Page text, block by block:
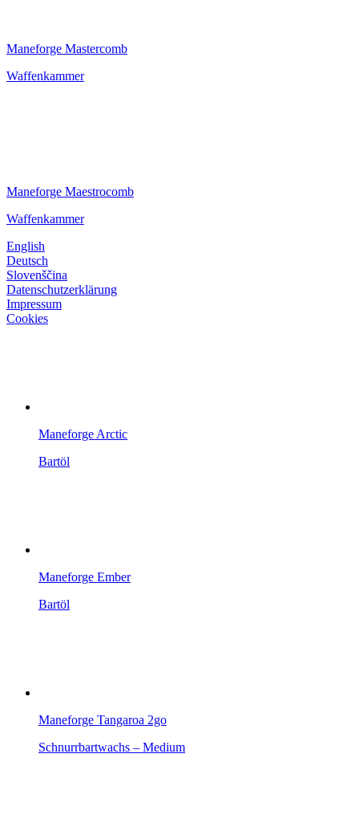
Maneforge Mastercomb
Waffenkammer
Maneforge Maestrocomb
Waffenkammer
English
Deutsch
Slovenščina
Datenschutzerklärung
Impressum
Cookies
Maneforge Arctic
Bartöl
Maneforge Ember
Bartöl
Maneforge Tangaroa 2go
Schnurrbartwachs – Medium